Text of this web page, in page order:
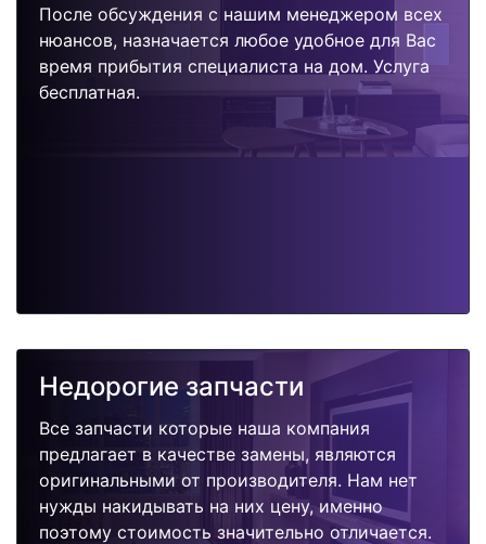
После обсуждения с нашим менеджером всех
нюансов, назначается любое удобное для Вас
время прибытия специалиста на дом. Услуга
бесплатная.
Недорогие запчасти
Все запчасти которые наша компания
предлагает в качестве замены, являются
оригинальными от производителя. Нам нет
нужды накидывать на них цену, именно
поэтому стоимость значительно отличается.